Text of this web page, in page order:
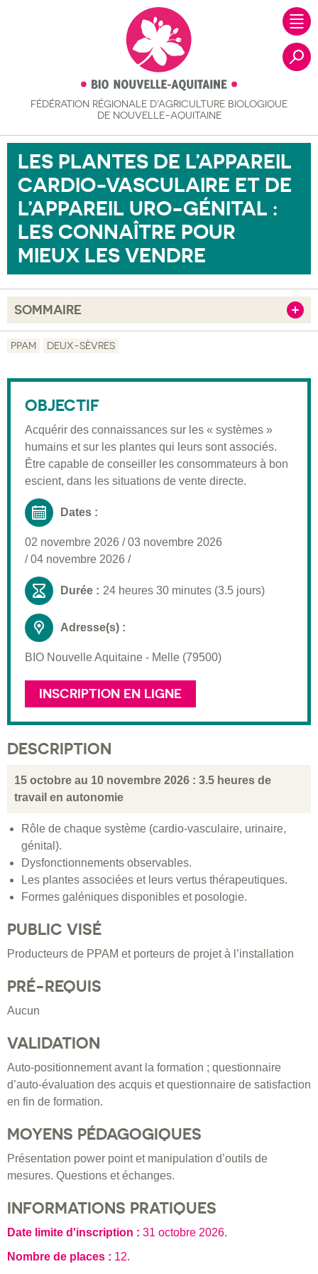
FÉDÉRATION RÉGIONALE D’AGRICULTURE BIOLOGIQUE
DE NOUVELLE-AQUITAINE
LES PLANTES DE L’APPAREIL
CARDIO-VASCULAIRE ET DE
L’APPAREIL URO-GÉNITAL :
LES CONNAÎTRE POUR
MIEUX LES VENDRE
SOMMAIRE
Pré-requis
Validation
Moyens pédagogiques
Informations pratiques
PPAM DEUX-SÈVRES
OBJECTIF
Acquérir des connaissances sur les « systèmes »
humains et sur les plantes qui leurs sont associés.
Être capable de conseiller les consommateurs à bon
escient, dans les situations de vente directe.
Dates :
02 novembre 2026 /03 novembre 2026
/04 novembre 2026 /
Durée : 24 heures 30 minutes (3.5 jours)
Adresse(s) :
BIO Nouvelle Aquitaine - Melle (79500)
INSCRIPTION EN LIGNE
DESCRIPTION
15 octobre au 10 novembre 2026 : 3.5 heures de
travail en autonomie
Rôle de chaque système (cardio-vasculaire, urinaire,
génital).
Dysfonctionnements observables.
Les plantes associées et leurs vertus thérapeutiques.
Formes galéniques disponibles et posologie.
PUBLIC VISÉ
Producteurs de PPAM et porteurs de projet à l’installation
PRÉ-REQUIS
Aucun
VALIDATION
Auto-positionnement avant la formation ; questionnaire
d’auto-évaluation des acquis et questionnaire de satisfaction
en fin de formation.
MOYENS PÉDAGOGIQUES
Présentation power point et manipulation d’outils de
mesures. Questions et échanges.
INFORMATIONS PRATIQUES
Date limite d'inscription : 31 octobre 2026.
Nombre de places : 12.